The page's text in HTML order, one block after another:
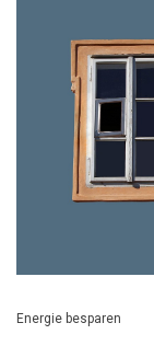
Energie besparen